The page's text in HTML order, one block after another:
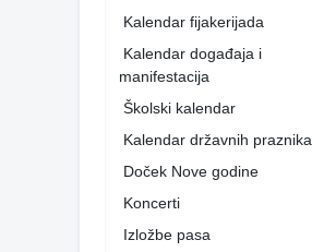
Kalendar fijakerijada
Kalendar događaja i
manifestacija
Školski kalendar
Kalendar državnih praznika
Doček Nove godine
Koncerti
Izložbe pasa